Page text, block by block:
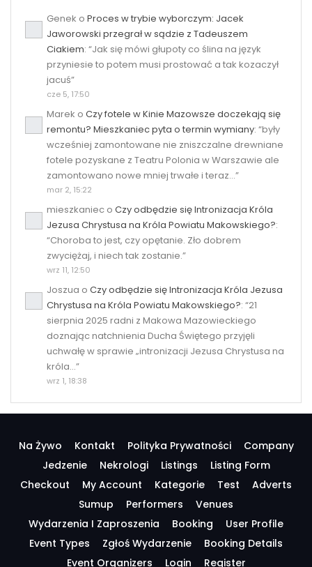
Genek o Proces w trybie wyborczym: Jacek
Jaworowski przegrał w sądzie z Tadeuszem
Ciakiem: “Jak się mówi głupoty co ślina na język
przyniesie to potem musi prostować a tak kozaczył
jacuś”
cze 5, 17:50
Marek o Czy fotele w Kinie Mazowsze doczekają się
remontu? Mieszkaniec pyta o termin wymiany: “były
wcześniej zamontowane nie zniszczalne drewniane
fotele pozyskane z Teatru Polonia w Warszawie ale
zamontowano nowe mniej trwałe i teraz…”
mar 2, 15:22
mieszkaniec o Czy odbędzie się Intronizacja Króla
Jezusa Chrystusa na Króla Powiatu Makowskiego?:
“Choroba to jest, czy opętanie. Zło dobrem
zwyciężaj, i niech tak zostanie.”
wrz 11, 12:50
Joszua o Czy odbędzie się Intronizacja Króla Jezusa
Chrystusa na Króla Powiatu Makowskiego?: “21
sierpnia 2025 radni z Makowa Mazowieckiego
doznając natchnienia Ducha Świętego przyjęli
uchwałę w sprawie „intronizacji Jezusa Chrystusa na
króla…”
wrz 1, 18:38
Na Żywo Kontakt Polityka Prywatności
Company
Jedzenie
Nekrologi Listings
Listing Form
Checkout
My Account Kategorie Test
Adverts
Sumup
Performers
Venues
Wydarzenia I Zaproszenia
Booking
User Profile
Event Types
Zgłoś Wydarzenie
Booking Details
Event Organizers
Login Register